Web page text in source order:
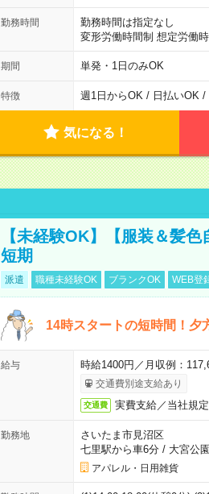
勤務時間
勤務時間は指定なし
変形労働時間制 想定労働
期間 単発・1日のみOK
特徴 週1日からOK / 日払いOK
気になる！
【未経験OK】【服装＆髪
短期
派遣 職種未経験OK ブランクOK WEB登
14時スタートの短時間！夕
給与 時給1400円／月収例：
交通費別途支給あり
交通費 実費支給／当社規定
勤務地
さいたま市見沼区
七里駅から車6分/ 大宮公
アパレル・日用雑貨